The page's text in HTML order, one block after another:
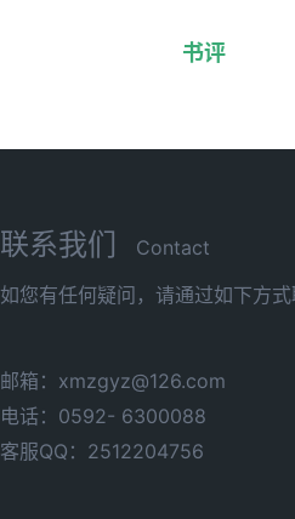
书评
联系我们
Contact
如您有任何疑问，请通过如下方
邮箱：xmzgyz@126.com
电话：0592- 6300088
客服QQ：2512204756